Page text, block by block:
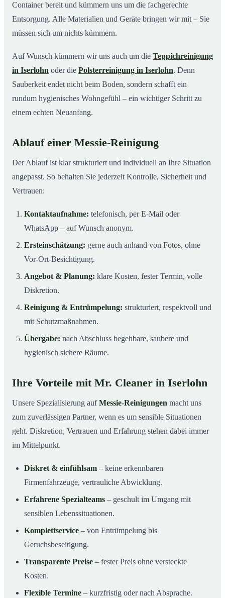
Container bereit und kümmern uns um die fachgerechte
Entsorgung. Alle Materialien und Geräte bringen wir mit – Sie
müssen sich um nichts kümmern.
Auf Wunsch kümmern wir uns auch um die Teppichreinigung
in Iserlohn oder die Polsterreinigung in Iserlohn. Denn
Sauberkeit endet nicht beim Boden, sondern schafft ein
rundum hygienisches Wohngefühl – ein wichtiger Schritt zu
einem echten Neuanfang.
Ablauf einer Messie-Reinigung
Der Ablauf ist klar strukturiert und individuell an Ihre Situation
angepasst. So behalten Sie jederzeit Kontrolle, Sicherheit und
Vertrauen:
Kontaktaufnahme: telefonisch, per E-Mail oder
WhatsApp – auf Wunsch anonym.
Ersteinschätzung: gerne auch anhand von Fotos, ohne
Vor-Ort-Besichtigung.
Angebot & Planung: klare Kosten, fester Termin, volle
Diskretion.
Reinigung & Entrümpelung: strukturiert, respektvoll und
mit Schutzmaßnahmen.
Übergabe: nach Abschluss begehbare, saubere und
hygienisch sichere Räume.
Ihre Vorteile mit Mr. Cleaner in Iserlohn
Unsere Spezialisierung aufMessie-Reinigungen macht uns
zum zuverlässigen Partner, wenn es um sensible Situationen
geht. Diskretion, Vertrauen und Erfahrung stehen dabei immer
im Mittelpunkt.
Diskret & einfühlsam – keine erkennbaren
Firmenfahrzeuge, vertrauliche Abwicklung.
Erfahrene Spezialteams – geschult im Umgang mit
sensiblen Lebenssituationen.
Komplettservice – von Entrümpelung bis
Geruchsbeseitigung.
Transparente Preise – fester Preis ohne versteckte
Kosten.
Flexible Termine – kurzfristig oder nach Absprache.